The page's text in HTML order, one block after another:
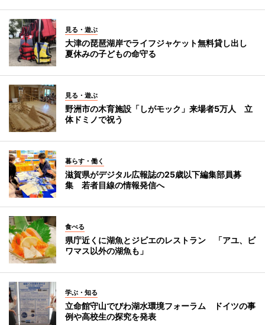
見る・遊ぶ
大津の琵琶湖岸でライフジャケット無料貸し出し
夏休みの子どもの命守る
見る・遊ぶ
野洲市の木育施設「しがモック」来場者5万人 立
体ドミノで祝う
暮らす・働く
滋賀県がデジタル広報誌の25歳以下編集部員募
集 若者目線の情報発信へ
食べる
県庁近くに湖魚とジビエのレストラン 「アユ、ビ
ワマス以外の湖魚も」
学ぶ・知る
立命館守山でびわ湖水環境フォーラム ドイツの事
例や高校生の探究を発表